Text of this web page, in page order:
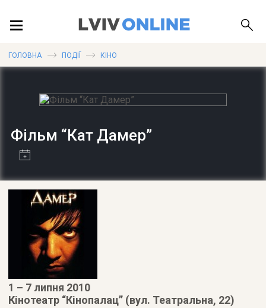
ПУБЛІКАЦІЇ
ДОВІДКА
ГОЛОВНА ПОДІЇ КІНО
Фільм “Кат Дамер”
1 – 7 липня 2010
Кінотеатр “Кінопалац” (вул. Театральна, 22)